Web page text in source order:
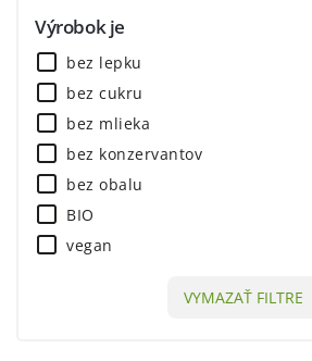
Výrobok je
bez lepku
bez cukru
bez mlieka
bez konzervantov
bez obalu
BIO
vegan
bez umelých sladidielVYMAZAŤ FILTRE